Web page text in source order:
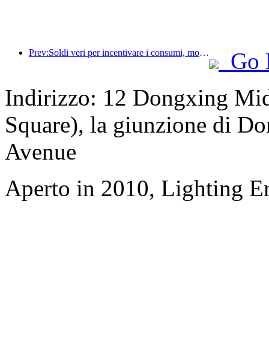
Prev:Soldi veri per incentivare i consumi, molti locali hanno emesso buoni spesa per i consumi culturali e turistici del 1° maggio
Go
Indirizzo: 12 Dongxing
Square), la giunzione di
Avenue
Aperto in 2010, Lighting